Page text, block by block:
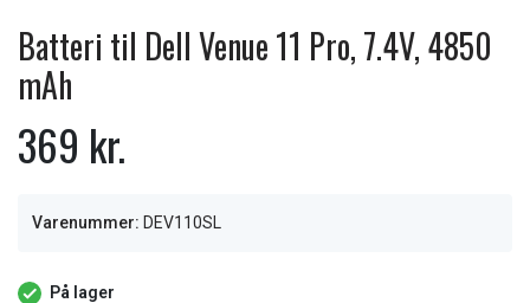
Batteri til Dell Venue 11 Pro, 7.4V, 4850
mAh
369 kr.
Varenummer: DEV110SL
På lager